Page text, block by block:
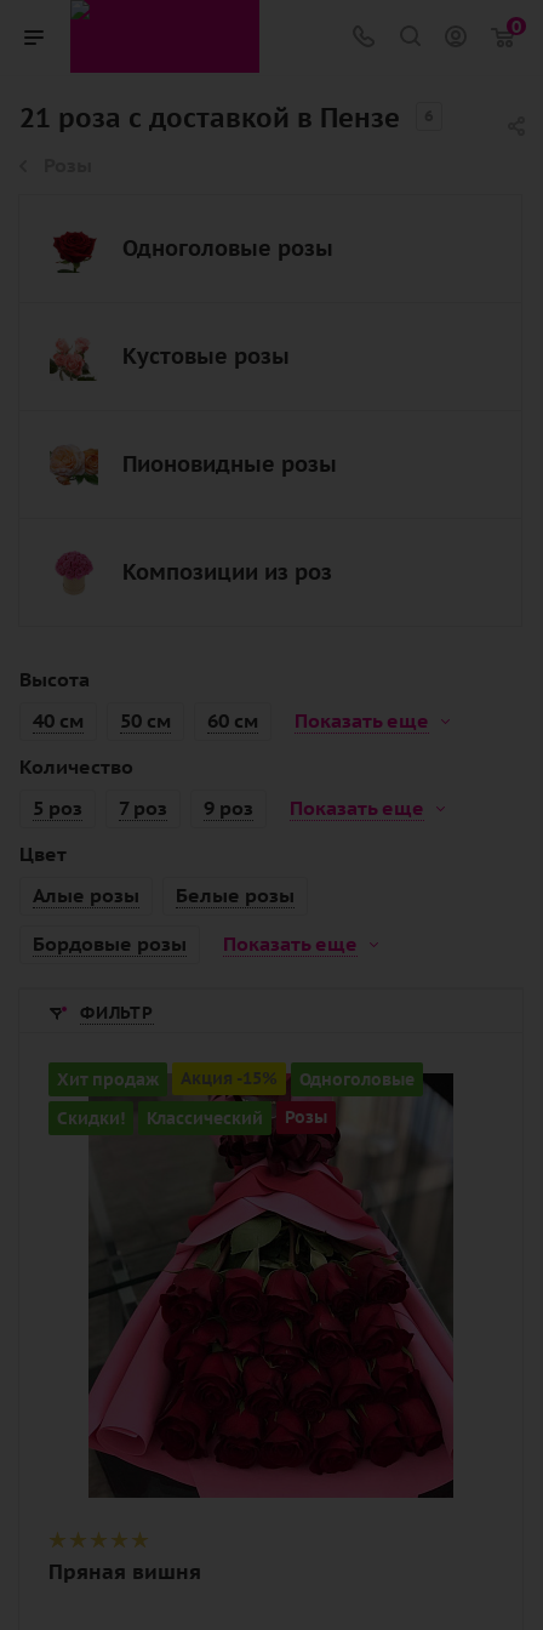
0
21 роза с доставкой в Пензе
Одноголовые розы
Кустовые розы
Пионовидные розы
Композиции из роз
Высота
40 см
50 см 60 см
Показать еще
Количество
5 роз
7 роз 9 роз
Показать еще
Цвет
Алые розы
Белые розы
Бордовые розы
Показать еще
ФИЛЬТР
Хит продаж Акция -15%
Одноголовые
Скидки!
Классический Розы
Количество
21
алый, бордовый, красный, чайный
роза, лента, дизайнерская упаковка
Пряная вишня